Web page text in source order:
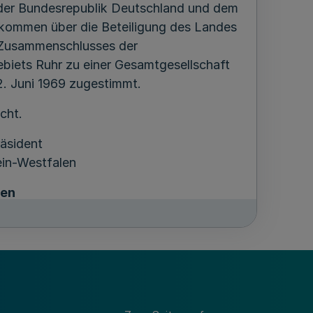
Bundesrepublik Deutschland und dem
über die Beteiligung des Landes
der
Ruhr zu einer Gesamtgesellschaft
Juni 1969 zugestimmt.
Westfalen
der
Ruhr